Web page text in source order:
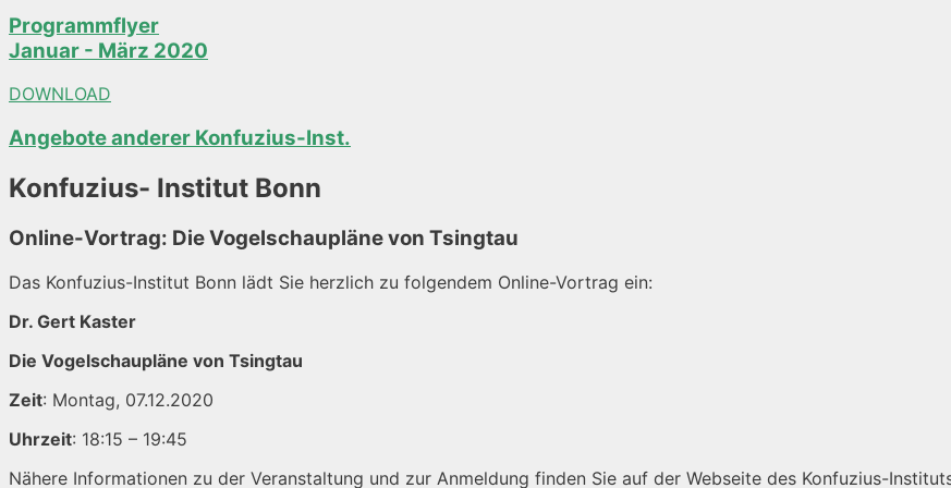
Programmflyer
Januar - März 2020
DOWNLOAD
Angebote anderer Konfuzius-Inst.
Konfuzius- Institut Bonn
Online-Vortrag: Die Vogelschaupläne von Tsingtau
Das Konfuzius-Institut Bonn lädt Sie herzlich zu folgendem Online-Vortrag ein:
Dr. Gert Kaster
Die Vogelschaupläne von Tsingtau
Zeit: Montag, 07.12.2020
Uhrzeit: 18:15 – 19:45
Nähere Informationen zu der Veranstaltung und zur Anmeldung finden Sie auf der Webseite des Konfuzius-